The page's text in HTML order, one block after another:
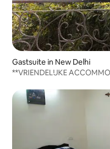
Gastsuite in New Delhi
**VRIENDELIJKE